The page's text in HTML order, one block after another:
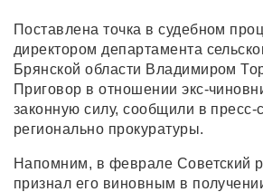
Поставлена точка в судебном
директором департамента
Брянской области Владимиром
Приговор в отношении экс-
законную силу, сообщили в пресс-
регионально прокуратуры.
Напомним, в феврале Советский
признал его виновным в